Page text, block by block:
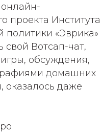
проекта Института
политики «Эврика»
свой Вотсап-чат,
обсуждения,
домашних
оказалось даже